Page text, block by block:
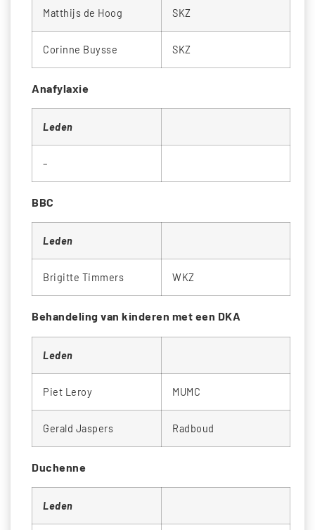
Matthijs de Hoog SKZ
Corinne Buysse SKZ
Anafylaxie
Leden
–
BBC
Leden
Brigitte Timmers WKZ
Behandeling van kinderen met een DKA
Leden
Piet Leroy MUMC
Gerald Jaspers Radboud
Duchenne
Leden